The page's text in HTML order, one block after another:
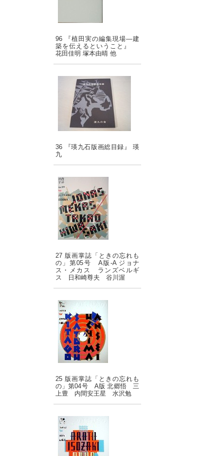
96 『植田実の編集現場―建
築を伝えるということ』
花田佳明 塚本由晴 他
36 『瑛九石版画総目録』 瑛
九
27 版画掌誌「ときの忘れも
の」第05号 A版-A ジョナ
ス・メカス ランズベルギ
ス 日和崎尊夫 谷川渥
25 版画掌誌「ときの忘れも
の」第04号 A版 北郷悟 三
上豊 内間安王星 水沢勉